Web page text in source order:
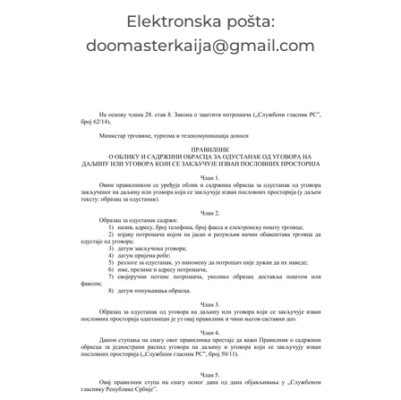
Elektronska pošta:
doomasterkaija@gmail.com